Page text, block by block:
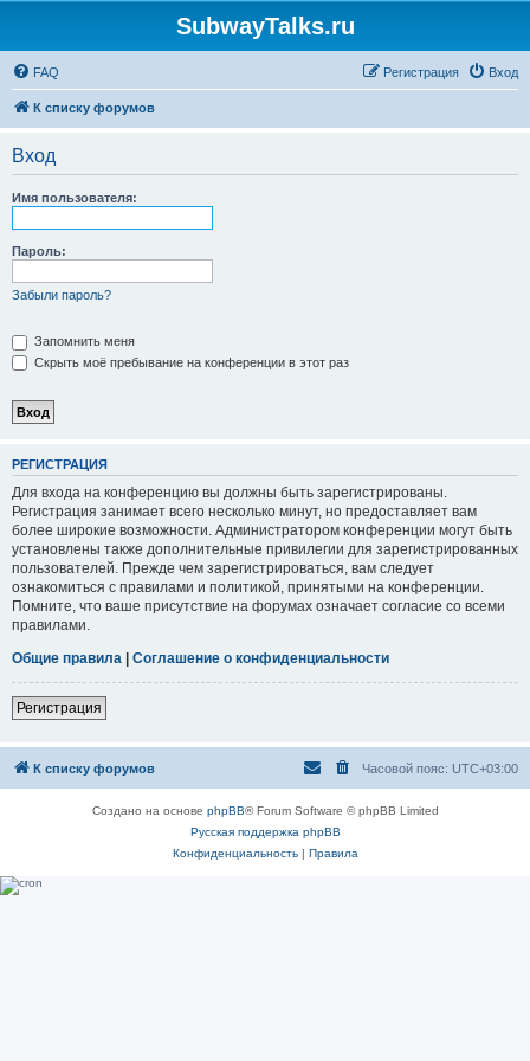
SubwayTalks.ru
FAQ Вход
Регистрация
К списку форумов
Вход
Имя пользователя:
Пароль:
Забыли пароль?
Запомнить меня
Скрыть моё пребывание на конференции в этот раз
РЕГИСТРАЦИЯ
Для входа на конференцию вы должны быть зарегистрированы.
Регистрация занимает всего несколько минут, но предоставляет вам
более широкие возможности. Администратором конференции могут быть
установлены также дополнительные привилегии для зарегистрированных
пользователей. Прежде чем зарегистрироваться, вам следует
ознакомиться с правилами и политикой, принятыми на конференции.
Помните, что ваше присутствие на форумах означает согласие со всеми
правилами.
Общие правила | Соглашение о конфиденциальности
Регистрация
К списку форумов Часовой пояс: UTC+03:00
Создано на основе phpBB® Forum Software © phpBB Limited
Русская поддержка phpBB
Конфиденциальность| Правила